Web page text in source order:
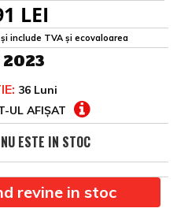
LEI
include TVA și ecovaloarea
2023
36 Luni
UL AFIȘAT
NU ESTE IN STOC
revine in stoc